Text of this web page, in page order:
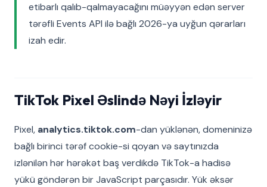
etibarlı qalıb-qalmayacağını müəyyən edən server
tərəfli Events API ilə bağlı 2026-ya uyğun qərarları
izah edir.
TikTok Pixel Əslində Nəyi İzləyir
Pixel, analytics.tiktok.com-dan yüklənən, domeninizə
bağlı birinci tərəf cookie-si qoyan və saytınızda
izlənilən hər hərəkət baş verdikdə TikTok-a hadisə
yükü göndərən bir JavaScript parçasıdır. Yük əksər